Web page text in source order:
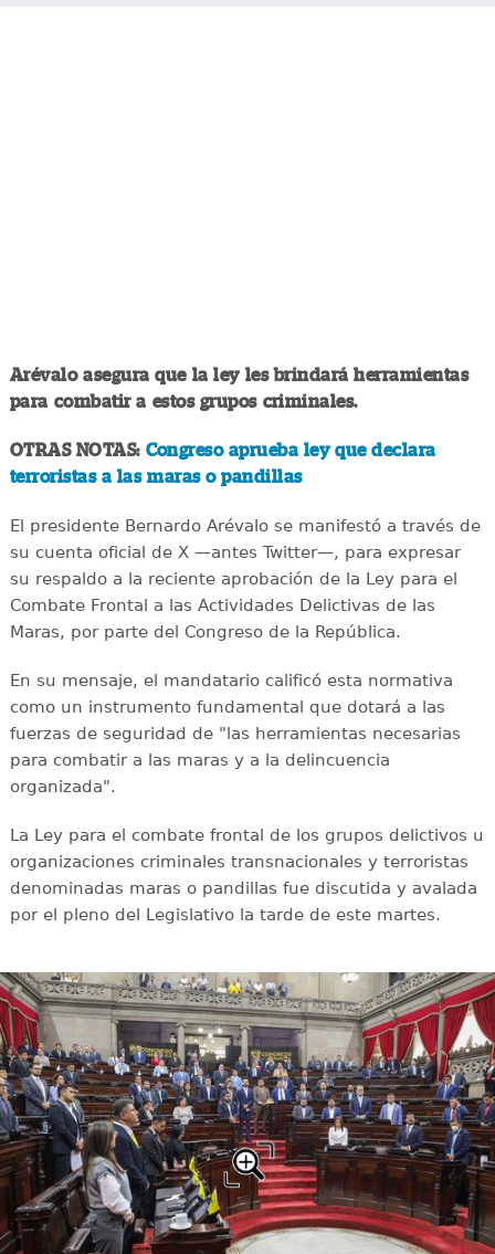
Arévalo asegura que la ley les brindará herramientas
para combatir a estos grupos criminales.
OTRAS NOTAS: Congreso aprueba ley que declara
terroristas a las maras o pandillas
El presidente Bernardo Arévalo se manifestó a través de
su cuenta oficial de X —antes Twitter—, para expresar
su respaldo a la reciente aprobación de la Ley para el
Combate Frontal a las Actividades Delictivas de las
Maras, por parte del Congreso de la República.
En su mensaje, el mandatario calificó esta normativa
como un instrumento fundamental que dotará a las
fuerzas de seguridad de "las herramientas necesarias
para combatir a las maras y a la delincuencia
organizada".
La Ley para el combate frontal de los grupos delictivos u
organizaciones criminales transnacionales y terroristas
denominadas maras o pandillas fue discutida y avalada
por el pleno del Legislativo la tarde de este martes.